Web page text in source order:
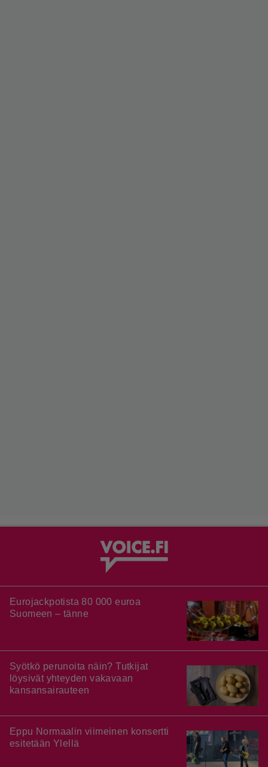
Eurojackpotista 80 000 euroa
Suomeen – tänne
Syötkö perunoita näin? Tutkijat
löysivät yhteyden vakavaan
kansansairauteen
Eppu Normaalin viimeinen konsertti
esitetään Ylellä